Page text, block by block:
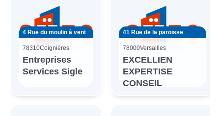
4 Rue du moulin à vent
78310Coignières
Entreprises
Services Sigle
41 Rue de la paroisse
78000Versailles
EXCELLIEN
EXPERTISE
CONSEIL